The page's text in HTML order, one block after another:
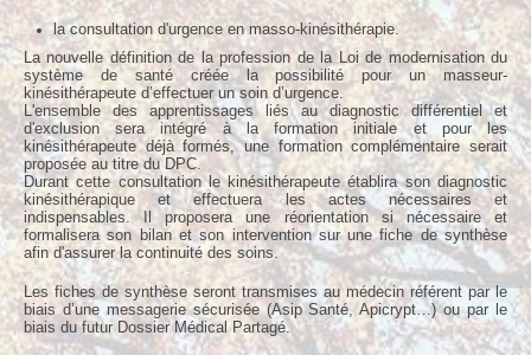
la consultation d'urgence en masso-kinésithérapie.
La nouvelle définition de la profession de la Loi de modernisation du
système de santé créée la possibilité pour un masseur-
kinésithérapeute d’effectuer un soin d’urgence.
L'ensemble des apprentissages liés au diagnostic différentiel et
d'exclusion sera intégré à la formation initiale et pour les
kinésithérapeute déjà formés, une formation complémentaire serait
proposée au titre du DPC.
Durant cette consultation le kinésithérapeute établira son diagnostic
kinésithérapique et effectuera les actes nécessaires et
indispensables. Il proposera une réorientation si nécessaire et
formalisera son bilan et son intervention sur une fiche de synthèse
afin d'assurer la continuité des soins.
Les fiches de synthèse seront transmises au médecin référent par le
biais d’une messagerie sécurisée (Asip Santé, Apicrypt…) ou par le
biais du futur Dossier Médical Partagé.